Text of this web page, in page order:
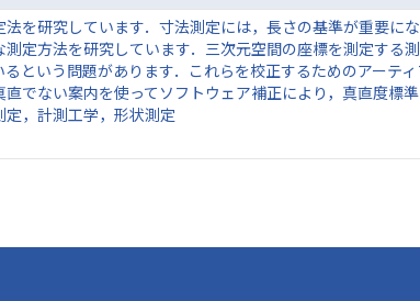
を研究しています．寸法測定には，長さの基準が重要
定方法を研究しています．三次元空間の座標を測定す
という問題があります．これらを校正するためのアー
でない案内を使ってソフトウェア補正により，真直度標
，計測工学，形状測定